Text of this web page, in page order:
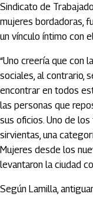
Sindicato de
mujeres bordadoras,
un vínculo íntimo con
“Uno creería que con
sociales, al contrario,
encontrar en todos
las personas que
sus oficios. Uno de
sirvientas, una
Mujeres desde los
levantaron la ciudad
Según Lamilla,